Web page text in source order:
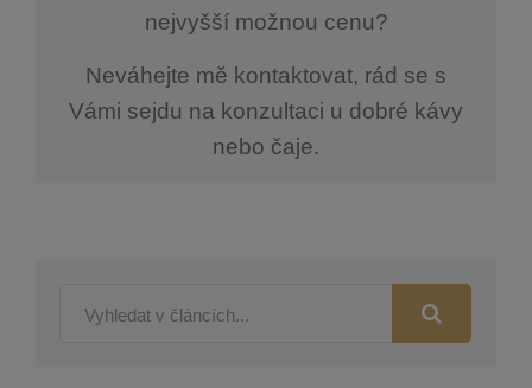
nejvyšší možnou cenu?
Neváhejte mě kontaktovat, rád se s
Vámi sejdu na konzultaci u dobré kávy
nebo čaje.